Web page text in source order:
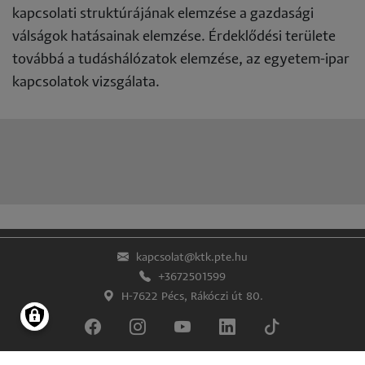
kapcsolati struktúrájának elemzése a gazdasági
válságok hatásainak elemzése. Érdeklődési területe
továbbá a tudáshálózatok elemzése, az egyetem-ipar
kapcsolatok vizsgálata.
kapcsolat@ktk.pte.hu
+3672501599
H-7622 Pécs, Rákóczi út 80.